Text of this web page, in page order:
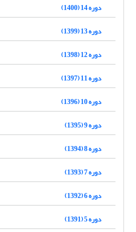
دوره 14 (1400)
دوره 13 (1399)
دوره 12 (1398)
دوره 11 (1397)
دوره 10 (1396)
دوره 9 (1395)
دوره 8 (1394)
دوره 7 (1393)
دوره 6 (1392)
دوره 5 (1391)